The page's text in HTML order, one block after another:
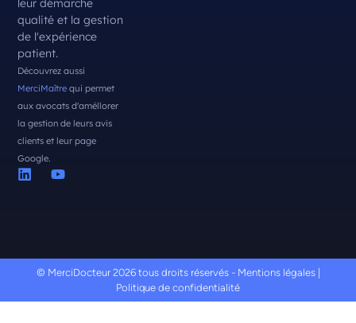
leur démarche
qualité et la gestion
de l'expérience
patient.
Découvrez aussi
MerciMaîtrequi permet
aux avocats d'améllorer
la gestion de leurs avis
clients et leur page
Google.
© MerciDocteur 2026 tous droits réservés - Mentions légales|
Politique de confidentialité